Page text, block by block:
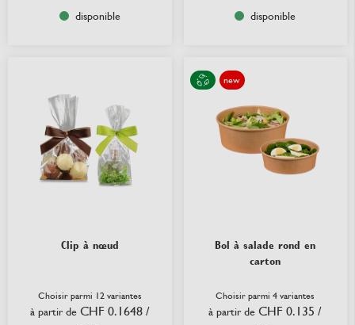
disponible disponible
Clip à nœud
Choisir parmi 12 variantes
à partir de CHF 0.1648 /
new
Bol à salade rond en
carton
Choisir parmi 4 variantes
à partir de CHF 0.135 /